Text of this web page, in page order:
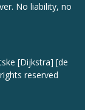
No liability, no
[Dijkstra] [de
reserved